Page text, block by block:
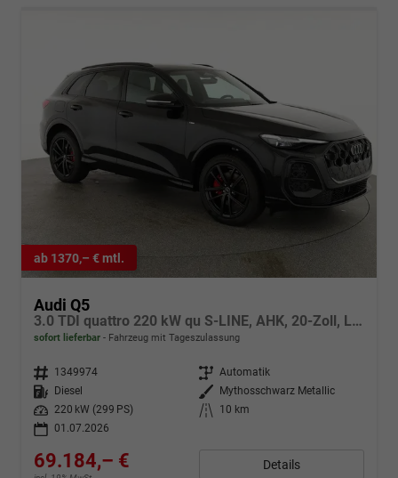
ab 1370,– € mtl.
Audi Q5
3.0 TDI quattro 220 kW qu S-LINE, AHK, 20-Zoll, Leder, B&O, experience plus, sofort
sofort lieferbar Fahrzeug mit Tageszulassung
Fahrzeugnr. 1349974 Getriebe Automatik
Kraftstoff
Diesel Außenfarbe
Mythosschwarz Metallic
Leistung
220 kW (299 PS) Kilometerstand
10 km
01.07.2026
69.184,– € Details